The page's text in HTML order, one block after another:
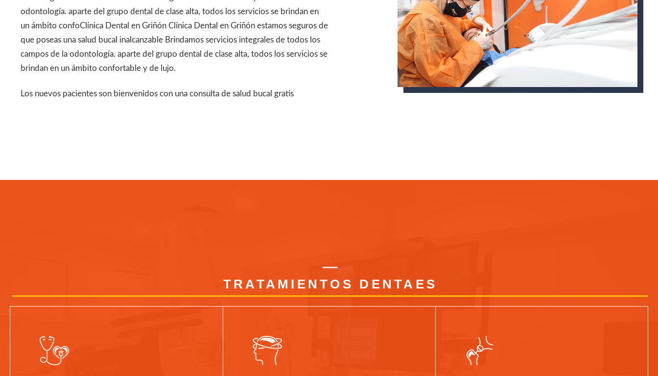
odontología. aparte del grupo dental de clase alta, todos los servicios se brindan en
un ámbito confoClínica Dental en Griñón Clínica Dental en Griñón estamos seguros de
que poseas una salud bucal inalcanzable Brindamos servicios integrales de todos los
campos de la odontología. aparte del grupo dental de clase alta, todos los servicios se
brindan en un ámbito confortable y de lujo.
Los nuevos pacientes son bienvenidos con una consulta de salud bucal gratis
TRATAMIENTOS DENTAES